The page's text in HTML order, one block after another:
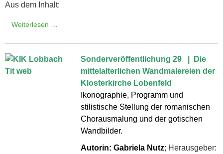
Aus dem Inhalt:
Weiterlesen …
Sonderveröffentlichung 29 | Die
mittelalterlichen Wand­malereien der
Klosterkirche Lobenfeld
Ikonographie, Programm und
stilistische Stellung der romanischen
Chorausmalung und der gotischen
Wandbilder.
Autorin: Gabriela Nutz; Herausgeber: